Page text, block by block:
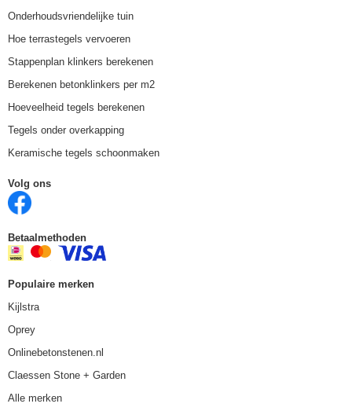
Onderhoudsvriendelijke tuin
Hoe terrastegels vervoeren
Stappenplan klinkers berekenen
Berekenen betonklinkers per m2
Hoeveelheid tegels berekenen
Tegels onder overkapping
Keramische tegels schoonmaken
Volg ons
Betaalmethoden
Populaire merken
Kijlstra
Oprey
Onlinebetonstenen.nl
Claessen Stone + Garden
Alle merken